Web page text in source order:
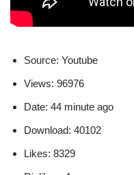
Source: Youtube
Views: 96976
Date: 44 minute ago
Download: 40102
Likes: 8329